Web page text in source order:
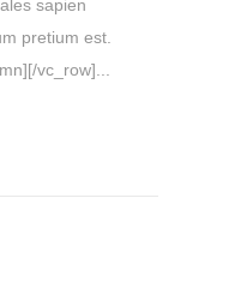
sapien
pretium est.
vc_row]...